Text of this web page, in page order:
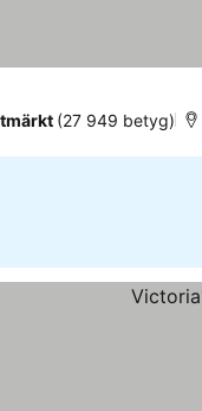
(27 949 betyg)